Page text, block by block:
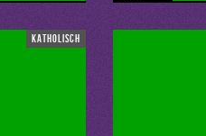
katholisch